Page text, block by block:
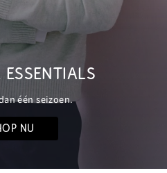
één seizoen.
NU